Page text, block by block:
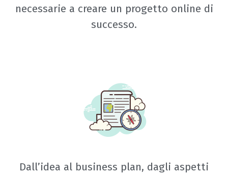
necessarie a creare un progetto online di
successo.
Dall’idea al business plan, dagli aspetti